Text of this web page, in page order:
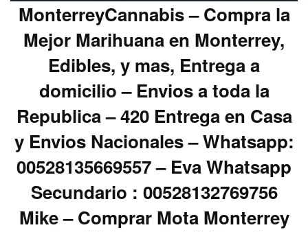
MonterreyCannabis – Compra la
Mejor Marihuana en Monterrey,
Edibles, y mas, Entrega a
domicilio – Envios a toda la
Republica – 420 Entrega en Casa
y Envios Nacionales – Whatsapp:
00528135669557 – Eva Whatsapp
Secundario : 00528132769756
Mike – Comprar Mota Monterrey